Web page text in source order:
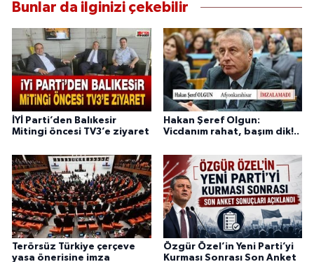
Bunlar da ilginizi çekebilir
İYİ Parti’den Balıkesir
Mitingi öncesi TV3’e ziyaret
Hakan Şeref Olgun:
Vicdanım rahat, başım dik!..
Terörsüz Türkiye çerçeve
yasa önerisine imza
Özgür Özel’in Yeni Parti’yi
Kurması Sonrası Son Anket